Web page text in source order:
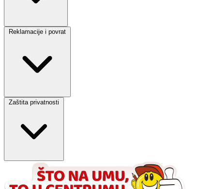
Reklamacije i povrat
Zaštita privatnosti